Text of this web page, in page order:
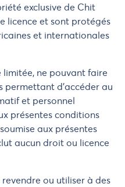
exclusive de Chit
licence et sont protégés
et internationales
limitée, ne pouvant faire
permettant d'accéder au
et personnel
présentes conditions
aux présentes
aucun droit ou licence
ou utiliser à des